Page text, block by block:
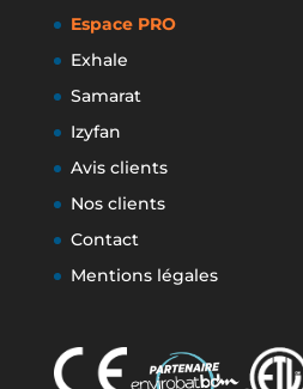
Espace PRO
Exhale
Samarat
Izyfan
Avis clients
Nos clients
Contact
Mentions légales